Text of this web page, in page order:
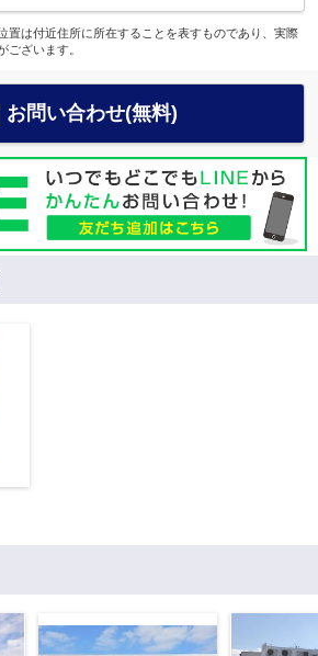
置は付近住所に所在することを表すものであり、実際
ございます。
お問い合わせ(無料)